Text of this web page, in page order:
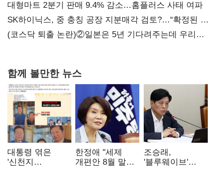
불만 확산
대형마트 2분기 판매 9.4% 감소…홈플러스 사태 여파
SK하이닉스, 중 충칭 공장 지분매각 검토?…“확정된 바
없어”
(코스닥 퇴출 논란)②일본은 5년 기다려주는데 우리는
함께 볼만한 뉴스
대통령 엮은
'신천지
한정애 "세제
개편안 8월 말
조승래,
'블루웨이브'